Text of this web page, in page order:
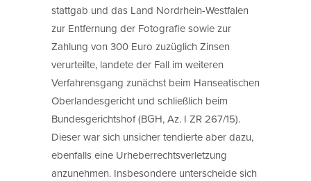
stattgab und das Land Nordrhein-Westfalen
zur Entfernung der Fotografie sowie zur
Zahlung von 300 Euro zuzüglich Zinsen
verurteilte, landete der Fall im weiteren
Verfahrensgang zunächst beim Hanseatischen
Oberlandesgericht und schließlich beim
Bundesgerichtshof (BGH, Az. I ZR 267/15).
Dieser war sich unsicher tendierte aber dazu,
ebenfalls eine Urheberrechtsverletzung
anzunehmen. Insbesondere unterscheide sich